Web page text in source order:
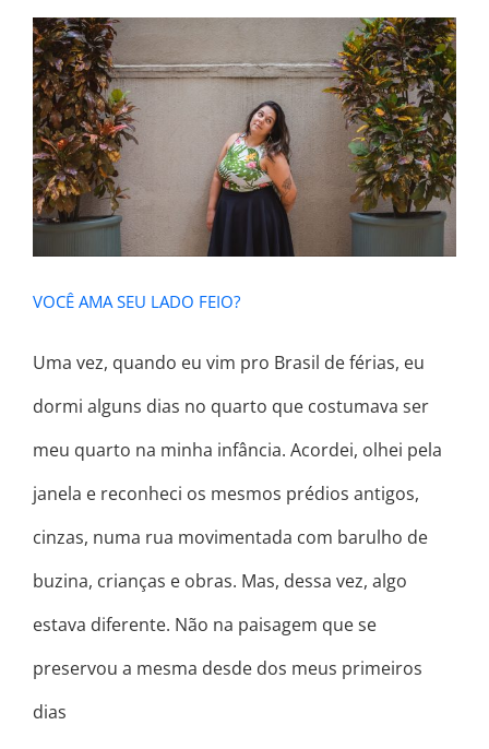
VOCÊ AMA SEU LADO FEIO?
VOCÊ AMA SEU LADO FEIO?
Uma vez, quando eu vim pro Brasil de férias, eu
dormi alguns dias no quarto que costumava ser
meu quarto na minha infância. Acordei, olhei pela
janela e reconheci os mesmos prédios antigos,
cinzas, numa rua movimentada com barulho de
buzina, crianças e obras. Mas, dessa vez, algo
estava diferente. Não na paisagem que se
preservou a mesma desde dos meus primeiros
dias